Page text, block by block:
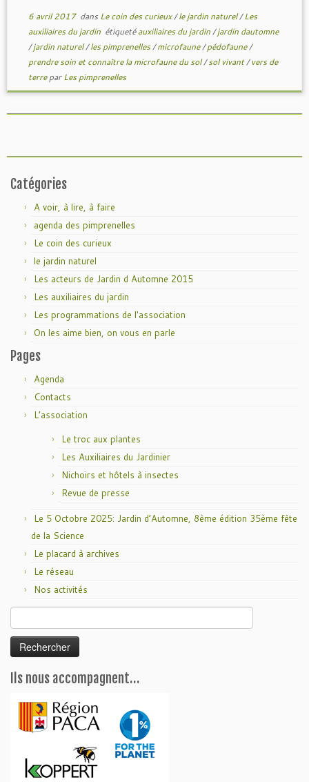
6 avril 2017dans Le coin des curieux/le jardin naturel/Les
auxiliaires du jardin étiquetéauxiliaires du jardin/jardin dautomne
/jardin naturel/les pimprenelles/microfaune/pédofaune/
prendre soin et connaître la microfaune du sol/sol vivant/vers de
terreparLes pimprenelles
Catégories
A voir, à lire, à faire
agenda des pimprenelles
Le coin des curieux
le jardin naturel
Les acteurs de Jardin d Automne 2015
Les auxiliaires du jardin
Les programmations de l'association
On les aime bien, on vous en parle
Pages
Agenda
Contacts
L’association
Le troc aux plantes
Les Auxiliaires du Jardinier
Nichoirs et hôtels à insectes
Revue de presse
Le 5 Octobre 2025: Jardin d’Automne, 8ème édition 35ème fête
de la Science
Le placard à archives
Le réseau
Nos activités
Ils nous accompagnent…